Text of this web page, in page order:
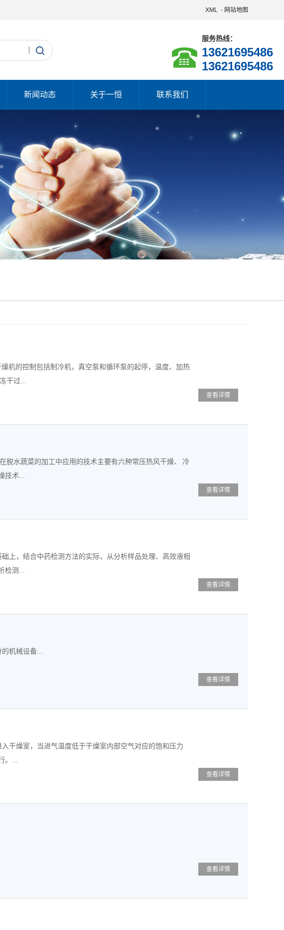
XML - 网站地图
服务热线：
13621695486
13621695486
新闻动态 关于一恒 联系我们
查看详情
机的控制包括制冷机，真空泵和循环泵的起停，温度、加热
干过...
查看详情
脱水蔬菜的加工中应用的技术主要有六种常压热风干燥、 冷
技术...
查看详情
上，结合中药检测方法的实际，从分析样品处理、高效液相
检测...
查看详情
机械设备...
查看详情
干燥室，当进气温度低于干燥室内部空气对应的饱和压力
。...
查看详情